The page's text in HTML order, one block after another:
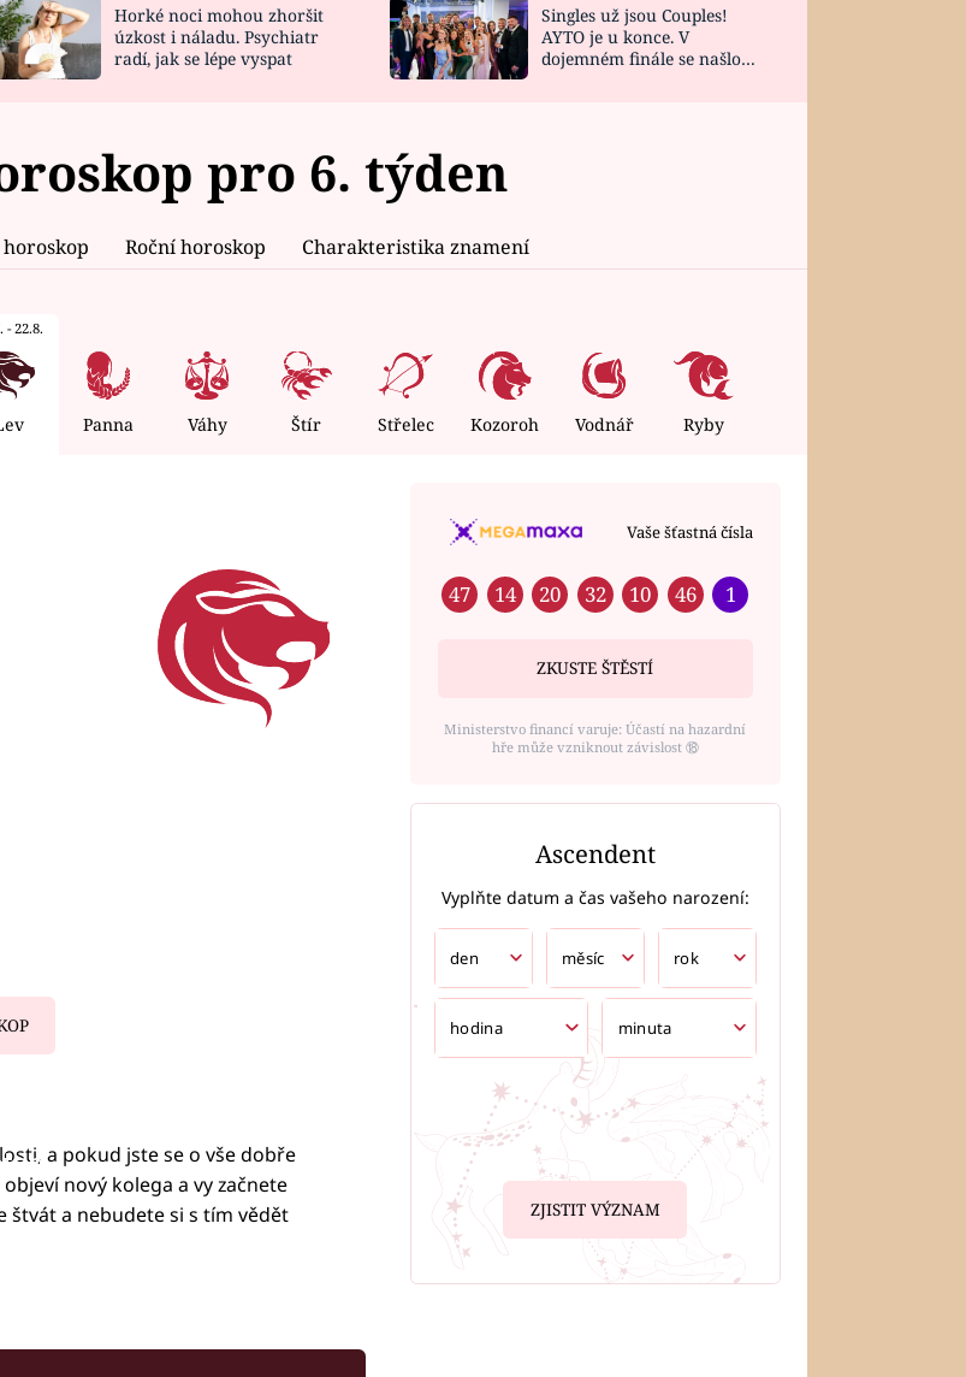
NOVINKY
VIDEORECEPTY
ZAHRADA
DESIGN
Horké noci mohou zhoršit
úzkost i náladu. Psychiatr
radí, jak se lépe vyspat
Singles už jsou Couples!
AYTO je u konce. V
dojemném finále se našlo
pro 6. týden
Roční horoskop Charakteristika znamení
- 22.8.
Panna Váhy Štír Střelec Kozoroh Vodnář Ryby
a pokud jste se o vše dobře
nový kolega a vy začnete
štvát a nebudete si s tím vědět
Vaše šťastná čísla
47 14 20 32 10 46 1
ZKUSTE ŠTĚSTÍ
Ministerstvo financí varuje: Účastí na hazardní
hře může vzniknout závislost ⑱
Ascendent
Vyplňte datum a čas vašeho narození:
ZJISTIT VÝZNAM